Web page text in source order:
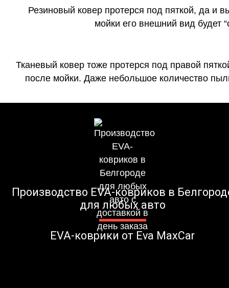
Резиновый ковер протерся под пяткой, да и
мойки его внешний вид будет
Тканевый ковер тоже протерся под правой
после мойки. Даже небольшое количество
Производство EVA-ковриков в
для любых авто
EVA-коврики от Eva MaxCar